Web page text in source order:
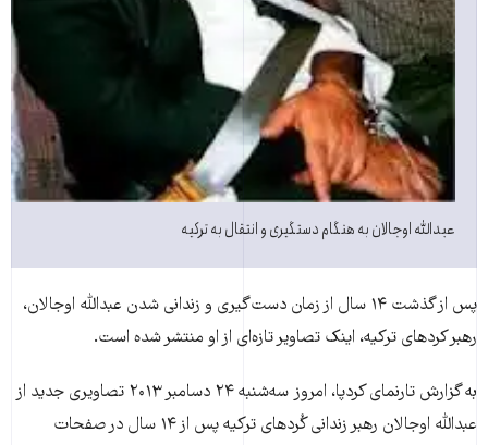
عبدالله اوجالان به هنگام دستگیری و انتقال به ترکیه
پس از گذشت ۱۴ سال از زمان دست‌گیری و زندانی شدن عبدالله اوجالان،
رهبر کرد‌های ترکیه، اینک تصاویر تازه‌ای از او منتشر شده است.
به گزارش تارنمای کردپا، امروز سه‌شنبه ۲۴ دسامبر ۲۰۱۳ تصاویری جدید از
عبدالله اوجالان رهبر زندانی کُردهای ترکیه پس از ۱۴ سال در صفحات